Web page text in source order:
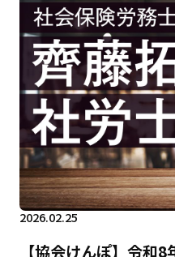
2026.02.25
【協会けんぽ】令和